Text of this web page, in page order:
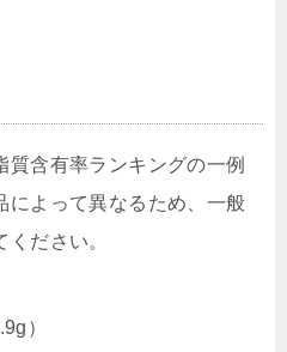
質含有率ランキングの一例
によって異なるため、一般
ださい。
）